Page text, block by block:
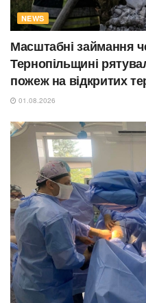
NEWS
Масштабні займання
Тернопільщині
пожеж на відкритих
01.08.2026